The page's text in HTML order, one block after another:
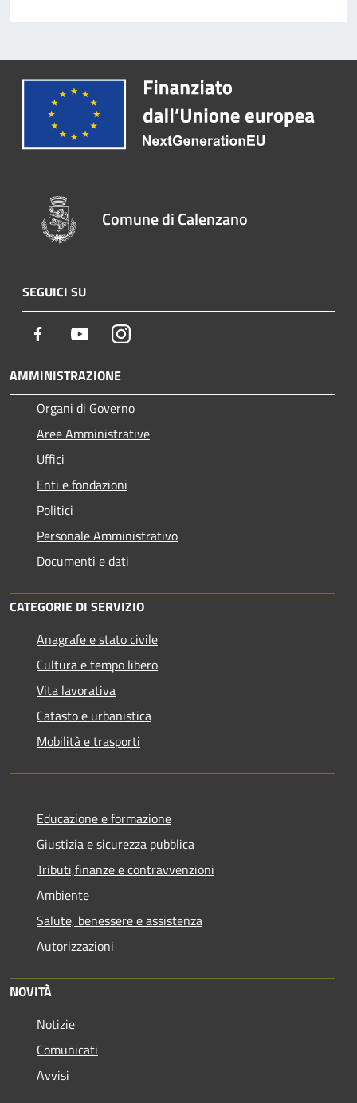
Comune di Calenzano
SEGUICI SU
Facebook YoutubeInstagram
AMMINISTRAZIONE
Organi di Governo
Aree Amministrative
Uffici
Enti e fondazioni
Politici
Personale Amministrativo
Documenti e dati
CATEGORIE DI SERVIZIO
Anagrafe e stato civile
Cultura e tempo libero
Vita lavorativa
Catasto e urbanistica
Mobilità e trasporti
Educazione e formazione
Giustizia e sicurezza pubblica
Tributi,finanze e contravvenzioni
Ambiente
Salute, benessere e assistenza
Autorizzazioni
NOVITÀ
Notizie
Comunicati
Avvisi